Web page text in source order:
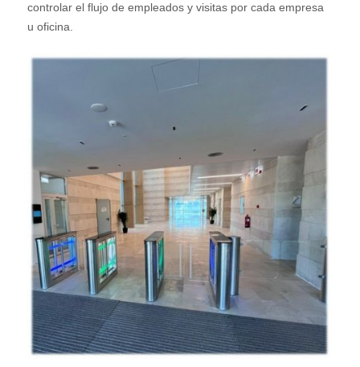
controlar el flujo de empleados y visitas por cada empresa
u oficina.